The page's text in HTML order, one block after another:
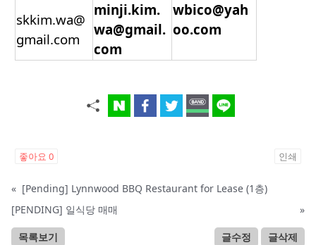
skkim.wa@
gmail.com
minji.kim.
wa@gmail.
com
wbico@yah
oo.com
좋아요 0 인쇄
« [Pending] Lynnwood BBQ Restaurant for Lease (1층)
[PENDING] 일식당 매매
»
목록보기 글수정 글삭제